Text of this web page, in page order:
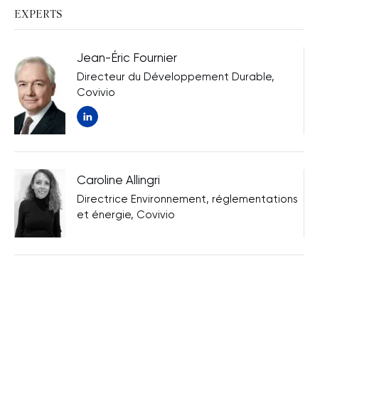
EXPERTS
Jean-Éric Fournier
Directeur du Développement Durable,
Covivio
Nouvelle fenêtre
Caroline Allingri
Directrice Environnement, réglementations
et énergie, Covivio